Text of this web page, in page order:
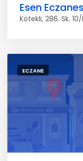
Esen
Kötekli, 286. Sk.
ECZANE